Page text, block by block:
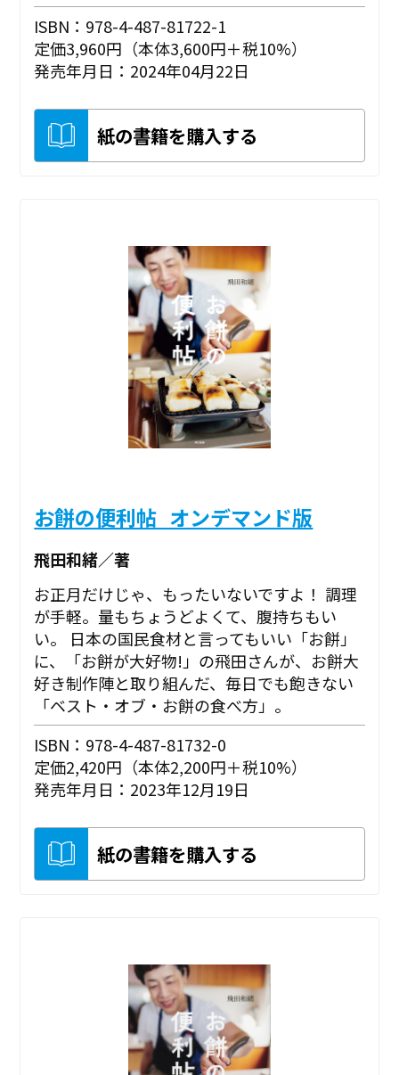
ISBN：978-4-487-81722-1
定価3,960円（本体3,600円＋税10%）
発売年月日：2024年04月22日
紙の書籍を購入する
お餅の便利帖_オンデマンド版
飛田和緒／著
お正月だけじゃ、もったいないですよ！ 調理
が手軽。量もちょうどよくて、腹持ちもい
い。 日本の国民食材と言ってもいい「お餅」
に、「お餅が大好物!」の飛田さんが、お餅大
好き制作陣と取り組んだ、毎日でも飽きない
「ベスト・オブ・お餅の食べ方」。
ISBN：978-4-487-81732-0
定価2,420円（本体2,200円＋税10%）
発売年月日：2023年12月19日
紙の書籍を購入する